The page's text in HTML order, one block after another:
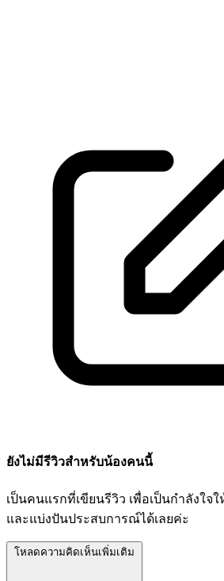
ยังไม่มีรีวิวสำหรับน้องคนนี้
เป็นคนแรกที่เขียนรีวิว เพื่อเป็นกำลังใจใ
และแบ่งปันประสบการณ์ได้เลยค่ะ
โหลดความคิดเห็นเพิ่มเติม